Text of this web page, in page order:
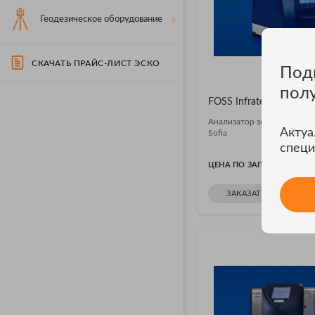
Геодезическое оборудование
СКАЧАТЬ ПРАЙС-ЛИСТ ЭСКО
FOSS Infratec Sofia
Анализатор зерна FOSS
Sofia
ЦЕНА ПО ЗАПРОСУ
ЗАКАЗАТЬ В ОДИН